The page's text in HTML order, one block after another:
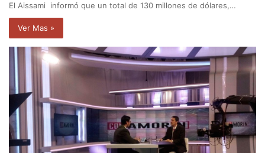
El Aissami informó que un total de 130 millones de dólares,…
Ver Mas »